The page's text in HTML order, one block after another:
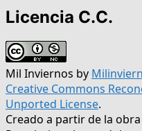
Licencia C.C.
Mil Inviernos by
Creative Commons
Unported License.
Creado a partir de la